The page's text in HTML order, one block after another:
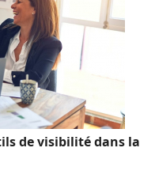
de visibilité dans la